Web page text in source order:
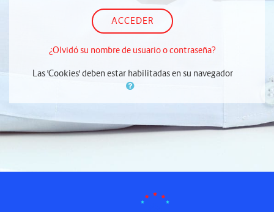
ACCEDER
¿Olvidó su nombre de usuario o contraseña?
Las 'Cookies' deben estar habilitadas en su navegador